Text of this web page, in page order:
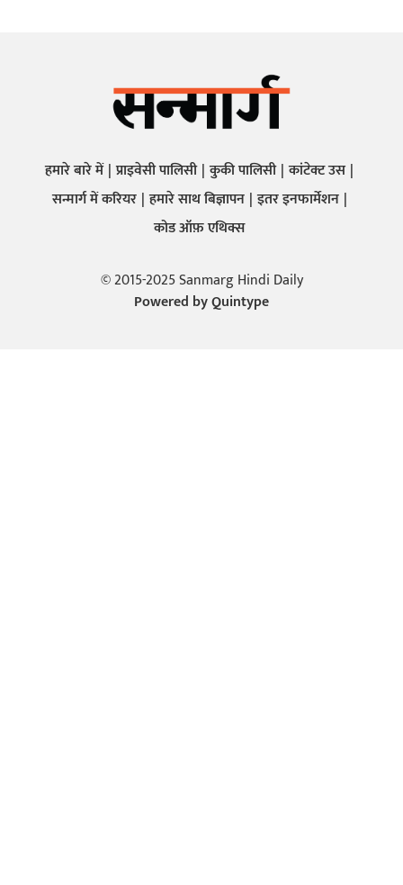
हमारे बारे में प्राइवेसी पालिसी कुकी पालिसी कांटेक्ट उस
सन्मार्ग में करियर हमारे साथ बिज्ञापन इतर इनफार्मेशन
कोड ऑफ़ एथिक्स
© 2015-2025 Sanmarg Hindi Daily
Powered byQuintype